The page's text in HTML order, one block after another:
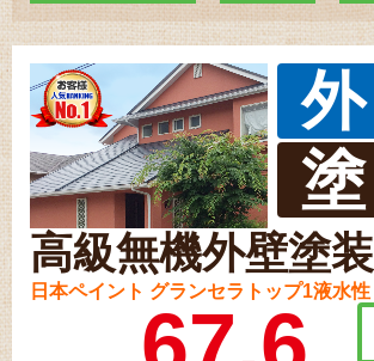
外
塗
高級無機外壁塗装
日本ペイント グランセラトップ1液水性